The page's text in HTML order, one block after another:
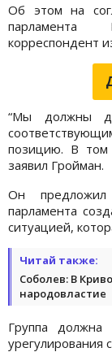
Об этом на
парламента
корреспондент
“Мы должны
позицию. В том
заявил Гройман.
Он предложил
парламента
ситуацией,
Читай также:
Соболев: В
народовластие
Группа должна
урегулирования